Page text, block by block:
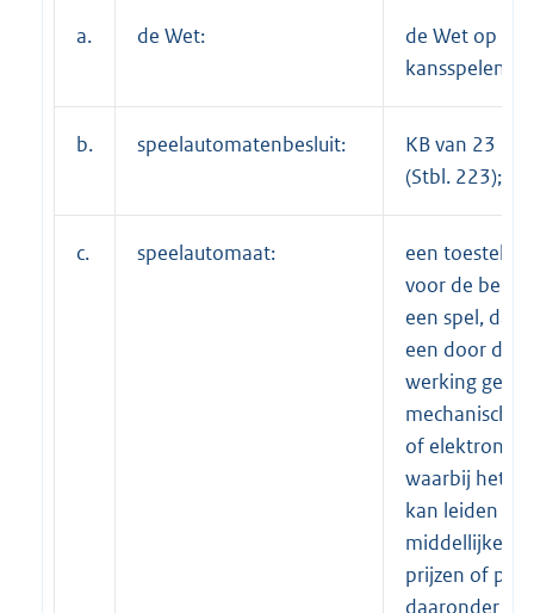
a. de Wet:
de Wet op de
kansspelen;
b. speelautomatenbesluit:
KB van 23
(Stbl. 223);
c. speelautomaat:
een toestel,
voor de
een spel, dat
een door de
werking
mechanisch,
of
waarbij het
kan leiden tot
middellijke
prijzen of
daaronder